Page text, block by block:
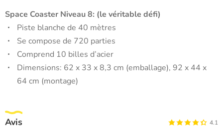
Space Coaster Niveau 8: (le véritable défi)
Piste blanche de 40 mètres
Se compose de 720 parties
Comprend 10 billes d’acier
Dimensions: 62 x 33 x 8,3 cm (emballage), 92 x 44 x
64 cm (montage)
Avis 4.1